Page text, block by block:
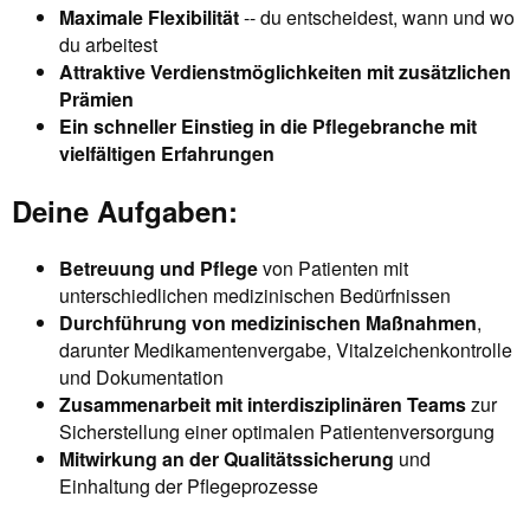
Maximale Flexibilität-- du entscheidest, wann und wo
du arbeitest
Attraktive Verdienstmöglichkeiten mit zusätzlichen
Prämien
Ein schneller Einstieg in die Pflegebranche mit
vielfältigen Erfahrungen
Deine Aufgaben:
Betreuung und Pflegevon Patienten mit
unterschiedlichen medizinischen Bedürfnissen
Durchführung von medizinischen Maßnahmen,
darunter Medikamentenvergabe, Vitalzeichenkontrolle
und Dokumentation
Zusammenarbeit mit interdisziplinären Teamszur
Sicherstellung einer optimalen Patientenversorgung
Mitwirkung an der Qualitätssicherung und
Einhaltung der Pflegeprozesse